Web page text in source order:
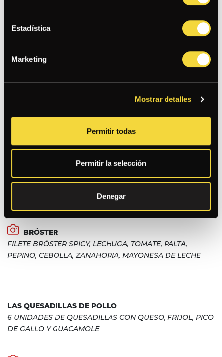
Estadística
Marketing
Mostrar detalles
Permitir todas
Permitir la selección
Denegar
PECHUGA DE POLLO BROSTER CON ENSALADA DE COL,
TOMATE
CHICHARRÓN DE POLLO BBQ, LECHUGA, BLUE CHEESE,
LECHUGA, PALTA, TOMATE, HUEVO, TOCINO, QUESO AZUL,
CHAMPIÑONES, POLLO, VINAGRETA
BRÓSTER
FILETE BRÓSTER SPICY, LECHUGA, TOMATE, PALTA,
PEPINO, CEBOLLA, ZANAHORIA, MAYONESA DE LECHE
LAS QUESADILLAS DE POLLO
6 UNIDADES DE QUESADILLAS CON QUESO, FRIJOL, PICO
DE GALLO Y GUACAMOLE